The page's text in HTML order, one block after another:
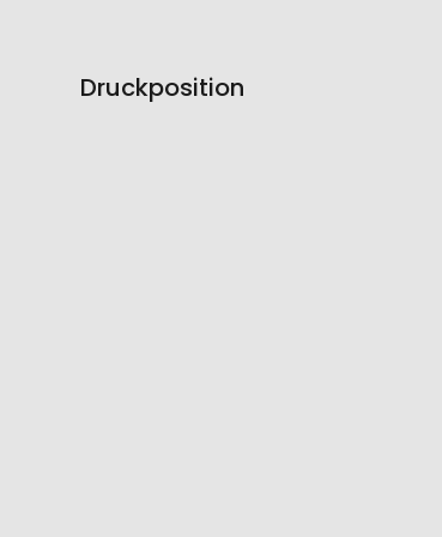
Druckposition